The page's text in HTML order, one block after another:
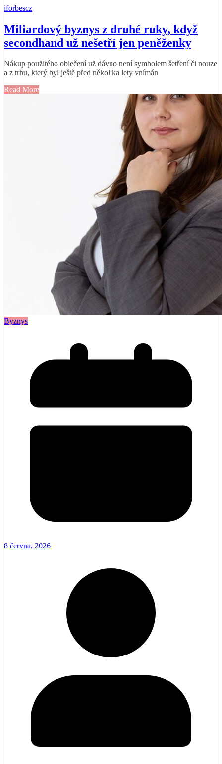
iforbescz
Miliardový byznys z druhé ruky, když
secondhand už nešetří jen peněženky
Nákup použitého oblečení už dávno není symbolem šetření či nouze
a z trhu, který byl ještě před několika lety vnímán
Read More
Byznys
8 června, 2026